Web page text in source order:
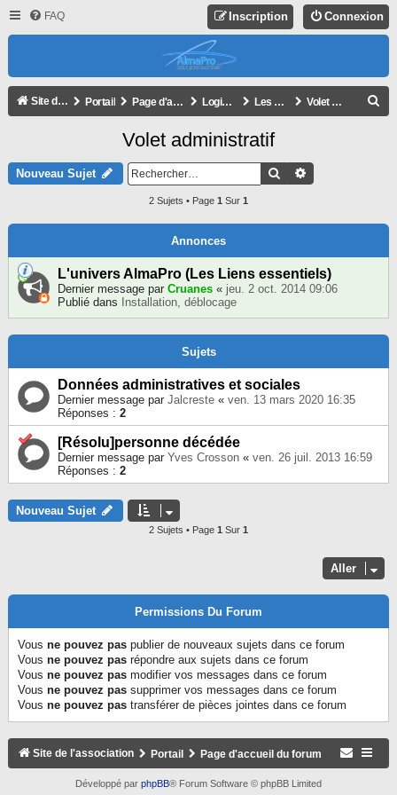
FAQ Connexion
Inscription
Site de l'association Portail Page d'accueil du forum Logiciel AlmaPro Les autres modules Volet administratif
Volet administratif
Nouveau Sujet Rechercher
2 Sujets • Page 1 Sur 1
Annonces
L'univers AlmaPro (Les Liens essentiels)
Dernier message par Cruanes « jeu. 2 oct. 2014 09:06
Publié dans
Installation, déblocage
Sujets
Données administratives et sociales
Dernier message par Jalcreste « ven. 13 mars 2020 16:35
Réponses : 2
[Résolu]personne décédée
Dernier message par Yves Crosson « ven. 26 juil. 2013 16:59
Réponses : 2
Nouveau Sujet
2 Sujets • Page 1 Sur 1
Aller
Permissions Du Forum
Vous ne pouvez pas publier de nouveaux sujets dans ce forum
Vous ne pouvez pas répondre aux sujets dans ce forum
Vous ne pouvez pas modifier vos messages dans ce forum
Vous ne pouvez pas supprimer vos messages dans ce forum
Vous ne pouvez pas transférer de pièces jointes dans ce forum
Site de l'association Portail Page d'accueil du forum
Développé par phpBB® Forum Software © phpBB Limited